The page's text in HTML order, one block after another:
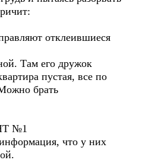
отклеившиеся
Там его дружок
пустая, все по
брать
№1
что у них